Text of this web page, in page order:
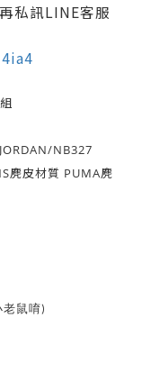
私訊LINE客服
NB327
麂皮材質 PUMA麂
鼠唷)